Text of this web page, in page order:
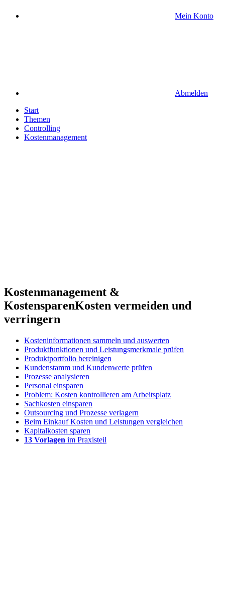
Mein Konto
Abmelden
Start
Themen
Controlling
Kostenmanagement
Kostenmanagement &
KostensparenKosten vermeiden und
verringern
Kosteninformationen sammeln und auswerten
Produktfunktionen und Leistungsmerkmale prüfen
Produktportfolio bereinigen
Kundenstamm und Kundenwerte prüfen
Prozesse analysieren
Personal einsparen
Problem: Kosten kontrollieren am Arbeitsplatz
Sachkosten einsparen
Outsourcing und Prozesse verlagern
Beim Einkauf Kosten und Leistungen vergleichen
Kapitalkosten sparen
13 Vorlagen im Praxisteil